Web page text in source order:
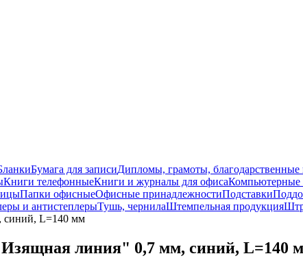
Бумага для записиДипломы, грамоты, благодарственные
Книги телефонныеКниги и журналы для офисаКомпьютерные
Папки офисныеОфисные принадлежностиПодставки
и антистеплерыТушь, чернилаШтемпельная продукция
синий, L=140 мм
линия" 0,7 мм, синий, L=140